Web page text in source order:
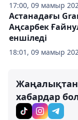
17:00, 09 мамыр
18:01, 09 мамыр
Астанадағы
Аңсарбек
еншіледі
Жаңалықтан
хабардар